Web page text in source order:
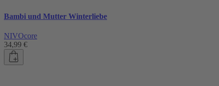
Bambi und Mutter Winterliebe
NIVOcore
34,99 €